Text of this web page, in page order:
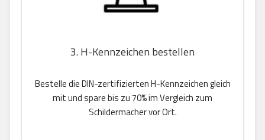
3. H-Kennzeichen bestellen
Bestelle die DIN-zertifizierten H-Kennzeichen gleich
mit und spare bis zu 70% im Vergleich zum
Schildermacher vor Ort.